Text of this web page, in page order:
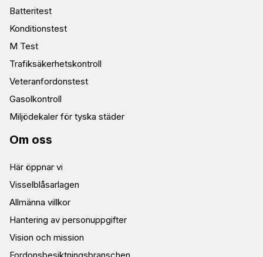
Batteritest
Konditionstest
M Test
Trafiksäkerhetskontroll
Veteranfordonstest
Gasolkontroll
Miljödekaler för tyska städer
Om oss
Här öppnar vi
Visselblåsarlagen
Allmänna villkor
Hantering av personuppgifter
Vision och mission